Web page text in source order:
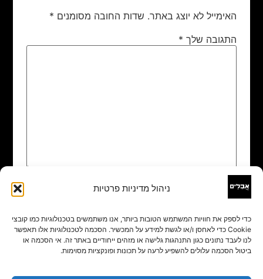
ניהול מדיניות פרטיות
כדי לספק את חוויות המשתמש הטובות ביותר, אנו משתמשים בטכנולוגיות כמו קובצי
Cookie כדי לאחסן ו/או לגשת למידע על המכשיר. הסכמה לטכנולוגיות אלו תאפשר
לנו לעבד נתונים כגון התנהגות גלישה או מזהים ייחודיים באתר זה. אי הסכמה או
ביטול הסכמה עלולים להשפיע לרעה על תכונות ופונקציות מסוימות.
האימייל לא יוצג באתר. שדות החובה מסומנים *
התגובה שלך *
שם
אימייל*